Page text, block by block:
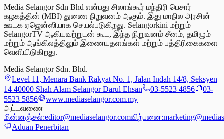
Media Selangor Sdn Bhd என்பது சிலாங்கூர் மந்திரி பெசார்
கழகத்தின் (MBI) துணை நிறுவனம் ஆகும். இது மாநில அரசின்
ஊடக ஏஜென்ஸியாக செயல்படுகிறது. Selangorkini மற்றும்
SelangorTV ஆகியவற்றுடன் கூட, இந்த நிறுவனம் சீனம், தமிழும்
மற்றும் ஆங்கிலத்திலும் இணையதளங்கள் மற்றும் பத்திரிகைகளை
வெளியிடுகிறது.
Media Selangor Sdn. Bhd.
Level 11, Menara Bank Rakyat No. 1, Jalan Indah 14/8, Seksyen
14 40000 Shah Alam Selangor Darul Ehsan
03-5523 4856
03-
5523 5856
www.mediaselangor.com.my
அட்டவணை
மின்னஞ்சல்:editor@mediaselangor.comவிற்பனை:
Aduan Penerbitan